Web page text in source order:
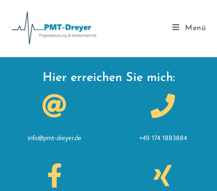
Menü
Hier erreichen Sie mich:
info@pmt-dreyer.de +49 174 1883884